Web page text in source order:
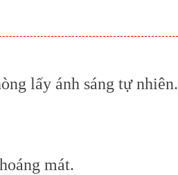
lấy ánh sáng tự nhiên.
mát.